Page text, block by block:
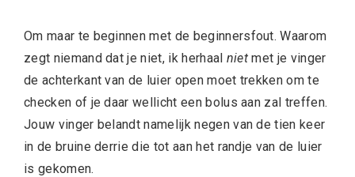
Om maar te beginnen met de beginnersfout. Waarom
zegt niemand dat je niet, ik herhaal nietmet je vinger
de achterkant van de luier open moet trekken om te
checken of je daar wellicht een bolus aan zal treffen.
Jouw vinger belandt namelijk negen van de tien keer
in de bruine derrie die tot aan het randje van de luier
is gekomen.